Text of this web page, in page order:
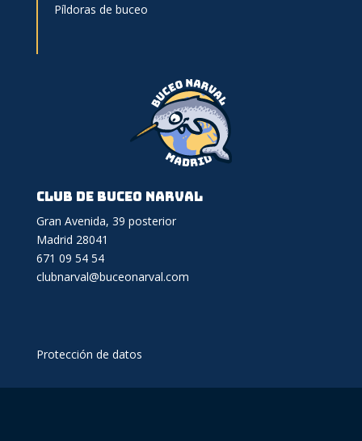
Píldoras de buceo
Club de Buceo Narval
Gran Avenida, 39 posterior
Madrid 28041
671 09 54 54
clubnarval@buceonarval.com
Protección de datos